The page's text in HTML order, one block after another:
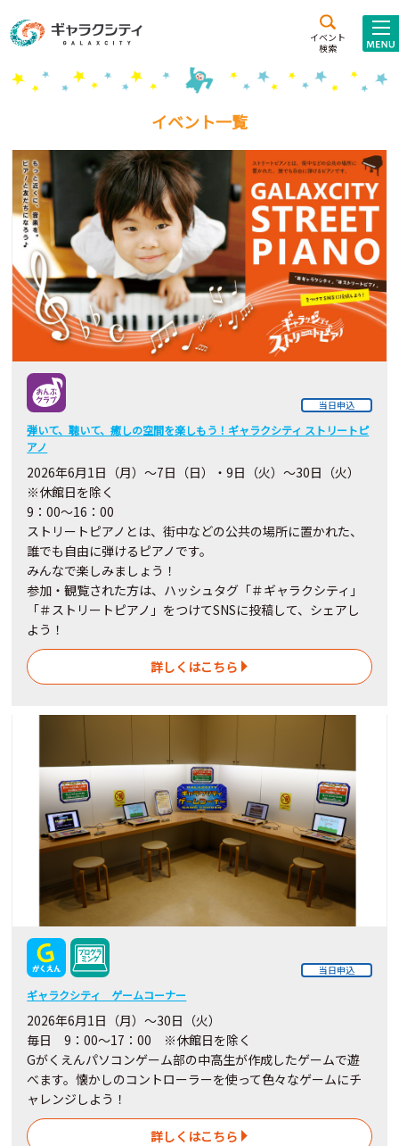
イベント
検索
施設案内
こども
西新井
施設･
施設貸出･団体利用
こどもみーてぃんぐ
Gがくえん
ブランドからのお知らせ
いっしょに創る
イベントレポート
イベント一覧
当日申込
弾いて、聴いて、癒しの空間を楽しもう！ギャラクシティ ストリートピ
アノ
2026年6月1 日（月）～7日（日）・9日（火）～30日 （火）
※休館日を除く
9：00～16：00
ストリートピアノとは、街中などの公共の場所に置かれた、
誰でも自由に弾けるピアノです。
みんなで楽しみましょう！
参加・観覧された方は、ハッシュタグ「＃ギャラクシティ」
「＃ストリートピアノ」をつけてSNSに投稿して、シェアし
よう！
詳しくはこちら
当日申込
ギャラクシティ ゲームコーナー
2026年6月1日（月）～30日（火）
毎日 9：00～17：00 ※休館日を除く
Gがくえんパソコンゲーム部の中高生が作成したゲームで遊
べます。懐かしのコントローラーを使って色々なゲームにチ
ャレンジしよう！
詳しくはこちら